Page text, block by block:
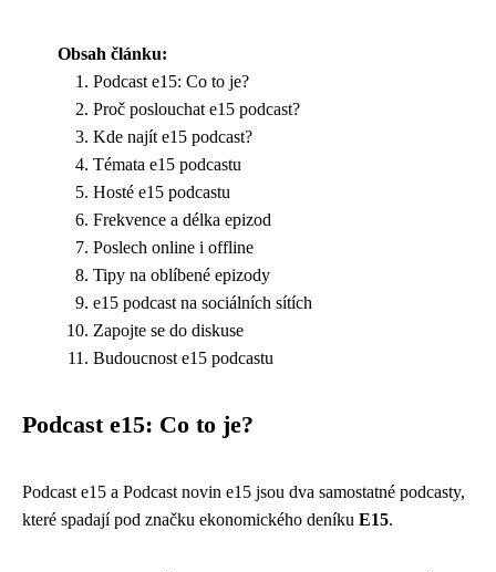
Obsah článku:
Podcast e15: Co to je?
Proč poslouchat e15 podcast?
Kde najít e15 podcast?
Témata e15 podcastu
Hosté e15 podcastu
Frekvence a délka epizod
Poslech online i offline
Tipy na oblíbené epizody
e15 podcast na sociálních sítích
Zapojte se do diskuse
Budoucnost e15 podcastu
Podcast e15: Co to je?
Podcast e15 a Podcast novin e15 jsou dva samostatné podcasty,
které spadají pod značku ekonomického deníku E15.